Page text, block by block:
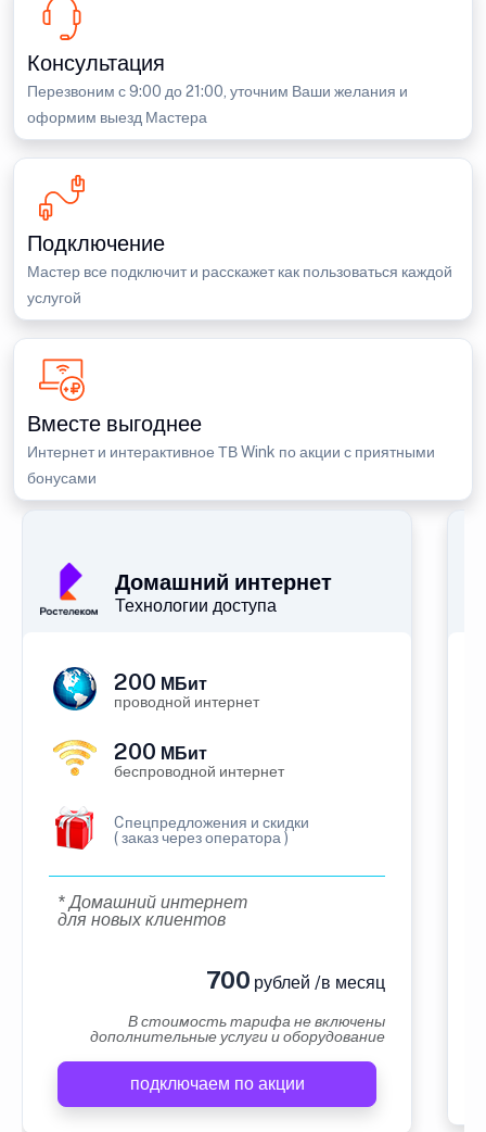
Консультация
Перезвоним с 9:00 до 21:00, уточним Ваши желания и
оформим выезд Мастера
Подключение
Мастер все подключит и расскажет как пользоваться каждой
услугой
Вместе выгоднее
Интернет и интерактивное ТВ Wink по акции с приятными
бонусами
Домашний интернет
Технологии доступа
200 МБит
проводной интернет
200 МБит
беспроводной интернет
Cпецпредложения и скидки
( заказ через оператора )
* Домашний интернет
для новых клиентов
700 рублей /в месяц
В стоимость тарифа не включены
дополнительные услуги и оборудование
подключаем по акции